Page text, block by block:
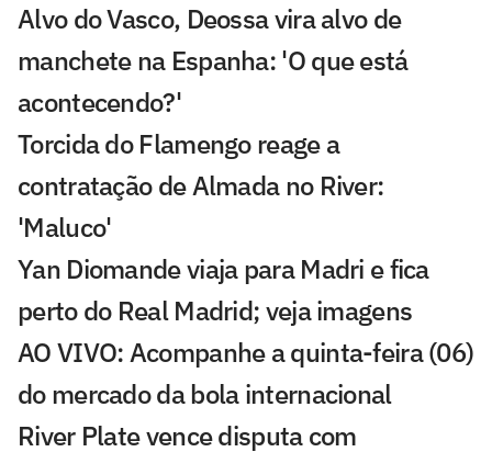
Alvo do Vasco, Deossa vira alvo de
manchete na Espanha: 'O que está
acontecendo?'
Torcida do Flamengo reage a
contratação de Almada no River:
'Maluco'
Yan Diomande viaja para Madri e fica
perto do Real Madrid; veja imagens
AO VIVO: Acompanhe a quinta-feira (06)
do mercado da bola internacional
River Plate vence disputa com